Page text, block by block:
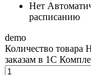
Нет
расписанию
demo
Количество
заказам в 1С